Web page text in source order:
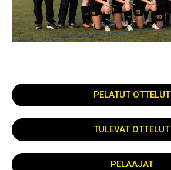
PELATUT OTTELUT
TULEVAT OTTELUT
PELAAJAT